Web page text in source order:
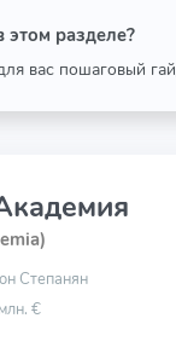
этом разделе?
вас пошаговый
Степанян
€